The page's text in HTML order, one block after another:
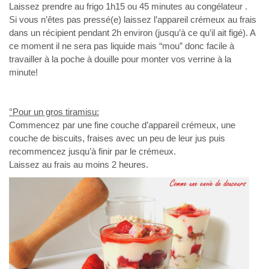
Laissez prendre au frigo 1h15 ou 45 minutes au congélateur .
Si vous n’êtes pas pressé(e) laissez l’appareil crémeux au frais
dans un récipient pendant 2h environ (jusqu’à ce qu’il ait figé). A
ce moment il ne sera pas liquide mais “mou” donc facile à
travailler à la poche à douille pour monter vos verrine à la
minute!
°Pour un gros tiramisu:
Commencez par une fine couche d’appareil crémeux, une
couche de biscuits, fraises avec un peu de leur jus puis
recommencez jusqu’à finir par le crémeux.
Laissez au frais au moins 2 heures.